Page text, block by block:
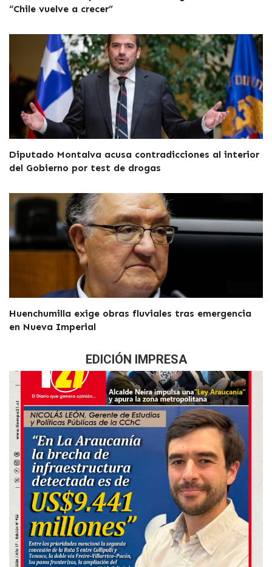
“Chile vuelve a crecer”
Diputado Montalva acusa contradicciones al interior
del Gobierno por test de drogas
Huenchumilla exige obras fluviales tras emergencia
en Nueva Imperial
EDICIÓN IMPRESA